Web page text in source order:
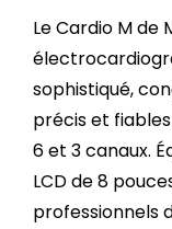
Le Cardio M de
sophistiqué,
précis et
6 et 3 canaux.
LCD de 8
professionnels